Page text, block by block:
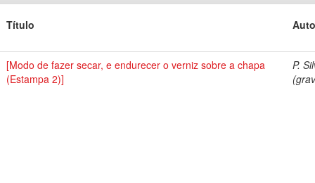
Título
[Modo de fazer secar, e endurecer o verniz sobre a chapa
(Estampa 2)]
P.